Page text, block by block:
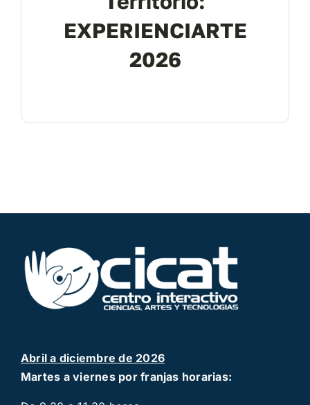
EXPERIENCIARTE
2026
Abril a diciembre de 2026
Martes a viernes por franjas horarias: